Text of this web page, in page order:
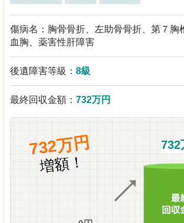
傷病名：胸骨骨折、左助骨骨折、第７胸
血胸、薬害性肝障害
後遺障害等級： 8級
最終回収金額： 732万円
732万円
増額！
732